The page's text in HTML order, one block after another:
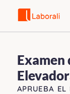
Examen
APRUEBA EL